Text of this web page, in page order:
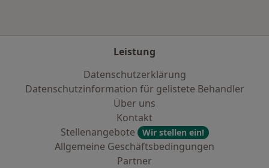
Leistung
Datenschutzerklärung
Datenschutzinformation für gelistete Behandler
Über uns
Kontakt
Stellenangebote
Wir stellen ein!
Allgemeine Geschäftsbedingungen
Partner